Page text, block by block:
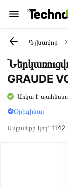
Գլխավոր
GRAUDE
Առկա է
Օրիգինալ
Ապրանքի կոդ՝1142